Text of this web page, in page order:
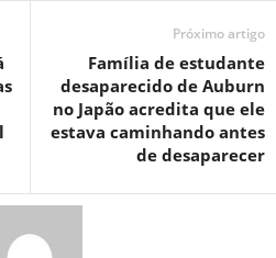
Próximo artigo
Família de estudante
desaparecido de Auburn
no Japão acredita que ele
estava caminhando antes
de desaparecer